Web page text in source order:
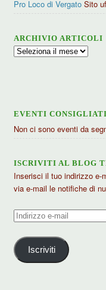
Pro Loco di Vergato Sito
ARCHIVIO ARTICOLI
Archivio
EVENTI
Non ci sono eventi da
ISCRIVITI AL BLOG
Inserisci il tuo indirizzo e-
via e-mail le notifiche di
Indirizzo
mail
Iscriviti